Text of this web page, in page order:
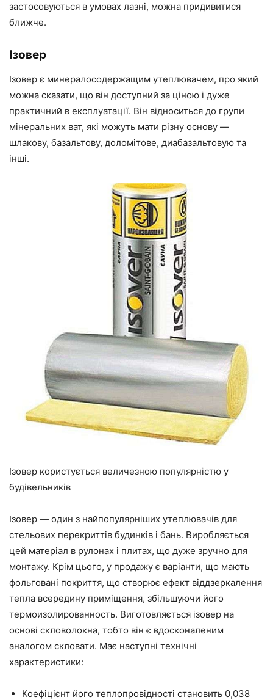
застосовуються в умовах лазні, можна придивитися
ближче.
Ізовер
Ізовер є минералосодержащим утеплювачем, про який
можна сказати, що він доступний за ціною і дуже
практичний в експлуатації. Він відноситься до групи
мінеральних ват, які можуть мати різну основу —
шлакову, базальтову, доломітове, диабазальтовую та
інші.
Ізовер користується величезною популярністю у
будівельників
Ізовер — один з найпопулярніших утеплювачів для
стельових перекриттів будинків і бань. Виробляється
цей матеріал в рулонах і плитах, що дуже зручно для
монтажу. Крім цього, у продажу є варіанти, що мають
фольговані покриття, що створює ефект віддзеркалення
тепла всередину приміщення, збільшуючи його
термоизолированность. Виготовляється ізовер на
основі скловолокна, тобто він є вдосконаленим
аналогом скловати. Має наступні технічні
характеристики:
Коефіцієнт його теплопровідності становить 0,038